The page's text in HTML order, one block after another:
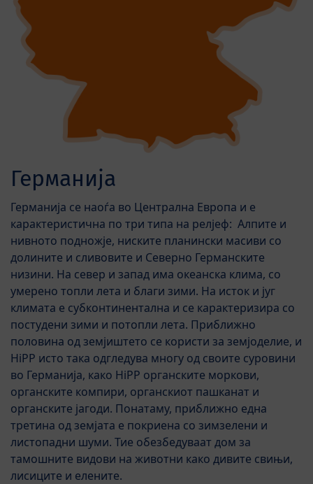
Германија
Германија се наоѓа во Централна Европа и е
карактеристична по три типа на релјеф: Алпите и
нивното подножје, ниските планински масиви со
долините и сливовите и Северно Германските
низини. На север и запад има океанска клима, со
умерено топли лета и благи зими. На исток и југ
климата е субконтинентална и се карактеризира со
постудени зими и потопли лета. Приближно
половина од земјиштето се користи за земјоделие, и
HiPP исто така одгледува многу од своите суровини
во Германија, како HiPP органските моркови,
органските компири, органскиот пашканат и
органските јагоди. Понатаму, приближно една
третина од земјата е покриена со зимзелени и
листопадни шуми. Тие обезбедуваат дом за
тамошните видови на животни како дивите свињи,
лисиците и елените.